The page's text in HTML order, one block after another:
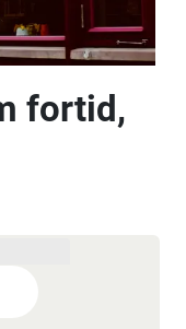
fortid,